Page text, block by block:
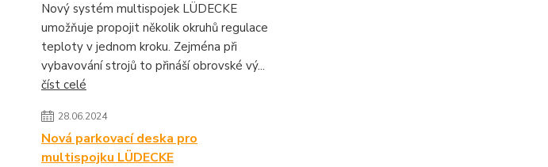
Nový systém multispojek LÜDECKE
umožňuje propojit několik okruhů regulace
teploty v jednom kroku. Zejména při
vybavování strojů to přináší obrovské vý...
číst celé
28.06.2024
Nová parkovací deska pro
multispojku LÜDECKE